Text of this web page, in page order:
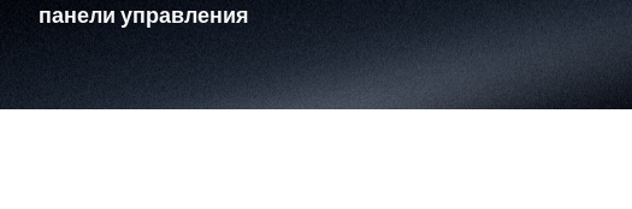
панели управления